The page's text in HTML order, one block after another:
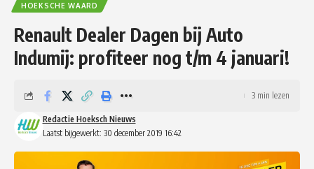
HOEKSCHE WAARD
Renault Dealer Dagen bij Auto
Indumij: profiteer nog t/m 4 januari!
Laatst bijgewerkt: 30 december 2019 16:42
Redactie Hoeksch Nieuws
3 min lezen